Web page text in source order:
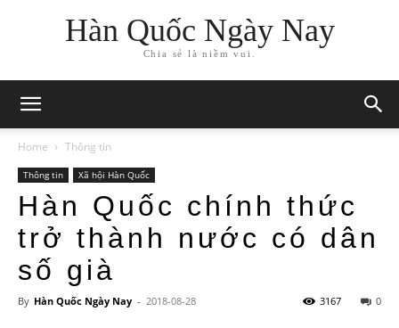
Hàn Quốc Ngày Nay
Chia sẻ là niềm vui.
Home Thông tin
Thông tin Xã hội Hàn Quốc
Hàn Quốc chính thức
trở thành nước có dân
số già
By Hàn Quốc Ngày Nay - 2018-08-28 0
3167